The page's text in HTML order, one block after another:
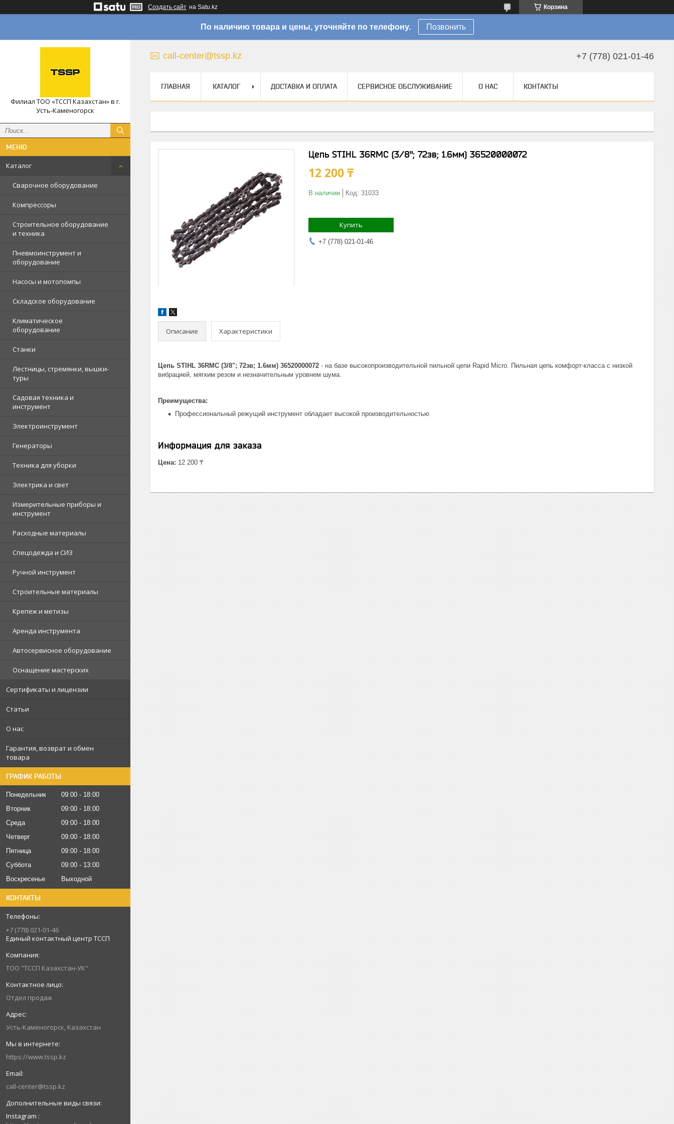
Создать сайт на Satu.kz Корзина
По наличию товара и цены, уточняйте по телефону. Позвонить
Филиал ТОО «ТССП Казахстан» в г.
Усть-Каменогорск
Каталог
Сварочное оборудование
Компрессоры
Строительное оборудование
и техника
Пневмоинструмент и
оборудование
Насосы и мотопомпы
Складское оборудование
Климатическое
оборудование
Станки
Лестницы, стремянки, вышки-
туры
Садовая техника и
инструмент
Электроинструмент
Генераторы
Техника для уборки
Электрика и свет
Измерительные приборы и
инструмент
Расходные материалы
Спецодежда и СИЗ
Ручной инструмент
Строительные материалы
Крепеж и метизы
Аренда инструмента
Автосервисное оборудование
Оснащение мастерских
Сертификаты и лицензии
Статьи
О нас
Гарантия, возврат и обмен
товара
ГРАФИК РАБОТЫ
Понедельник 09:00
18:00
Вторник
09:00
18:00
Среда
09:00
18:00
Четверг
09:00
18:00
Пятница
09:00
18:00
Суббота
09:00
13:00
Воскресенье
Выходной
КОНТАКТЫ
+7 (778) 021-01-46
Единый контактный центр ТССП
ТОО "ТССП Казахстан-УК"
Отдел продаж
Усть-Каменогорск, Казахстан
https://www.tssp.kz
call-center@tssp.kz
Instagram
call-center@tssp.kz +7 (778) 021-01-46
ГЛАВНАЯ КАТАЛОГ ДОСТАВКА И ОПЛАТА СЕРВИСНОЕ ОБСЛУЖИВАНИЕ О НАС КОНТАКТЫ
Цепь STIHL 36RMC (3/8"; 72зв; 1.6мм) 36520000072
12 200 ₸
В наличии Код: 31033
Купить
+7 (778) 021-01-46
Описание Характеристики
Цепь STIHL 36RMC (3/8"; 72зв; 1.6мм) 36520000072 - на базе высокопроизводительной пильной цепи Rapid Micro. Пильная цепь комфорт-класса с низкой
вибрацией, мягким резом и незначительным уровнем шума.
Преимущества:
Профессиональный режущий инструмент обладает высокой производительностью
Информация для заказа
Цена: 12 200 ₸